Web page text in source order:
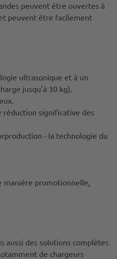
peuvent être ouvertes à
peuvent être facilement
ultrasonique et à un
jusqu'à 30 kg).
réduction significative des
- la technologie du
manière promotionnelle,
aussi des solutions complètes
de chargeurs